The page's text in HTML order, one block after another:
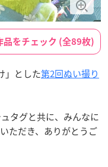
品をチェック (全89枚)
」とした第2回ぬい撮り
タグと共に、みんなに
ただき、ありがとうご